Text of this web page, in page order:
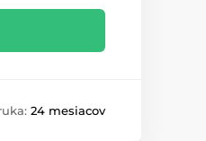
24 mesiacov